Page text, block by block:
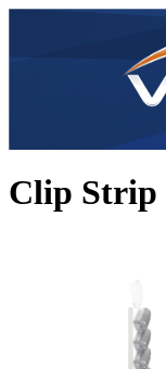
Clip Strip